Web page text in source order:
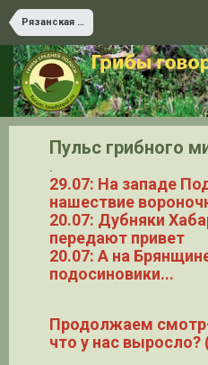
Рязанская область
Пульс грибного
.
29.07: На западе
нашествие
20.07: Дубняки
передают привет
20.07: А на
подосиновики...
Продолжаем
что у нас выросло?